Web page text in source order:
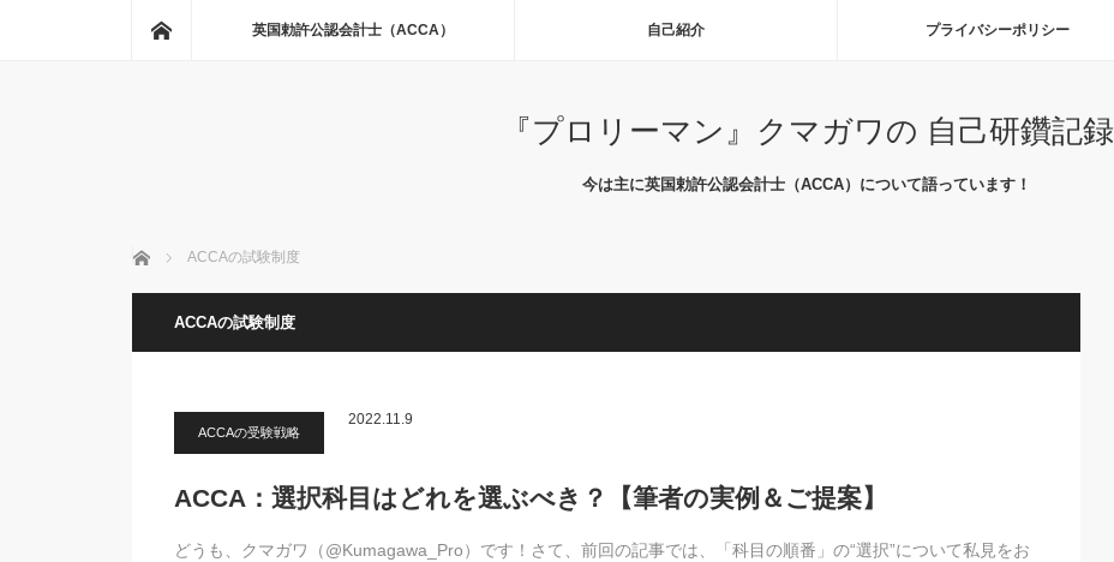
英国勅許公認会計士（ACCA） 自己紹介 プライバシーポリシー
『プロリーマン』クマガワの 自己研鑽記録
今は主に英国勅許公認会計士（ACCA）について語っています！
ホーム ACCAの試験制度
ACCAの試験制度
ACCAの受験戦略
2022.11.9
ACCA：選択科目はどれを選ぶべき？【筆者の実例＆ご提案】
どうも、クマガワ（@Kumagawa_Pro）です！さて、前回の記事では、「科目の順番」の“選択”について私見をお